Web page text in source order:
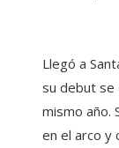
Llegó a
su debut se
mismo año.
en el arco y